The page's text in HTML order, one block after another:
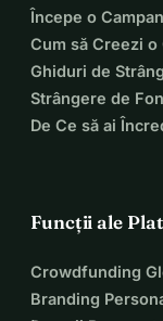
Începe o
Cum să Creezi o
Ghiduri de
Strângere de
De Ce să ai
Funcții ale
Crowdfunding
Branding